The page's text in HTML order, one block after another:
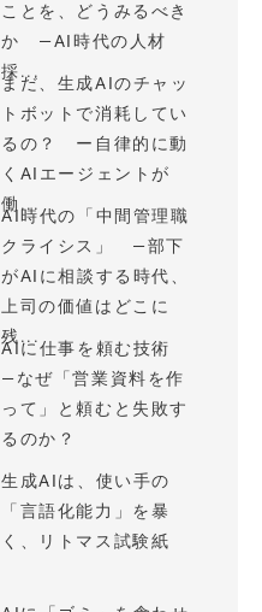
ことを、どうみるべき
か —AI時代の人材
採...
まだ、生成AIのチャッ
トボットで消耗してい
るの？ ー自律的に動
くAIエージェントが
働...
AI時代の「中間管理職
クライシス」 —部下
がAIに相談する時代、
上司の価値はどこに
残...
AIに仕事を頼む技術
—なぜ「営業資料を作
って」と頼むと失敗す
るのか？
生成AIは、使い手の
「言語化能力」を暴
く、リトマス試験紙